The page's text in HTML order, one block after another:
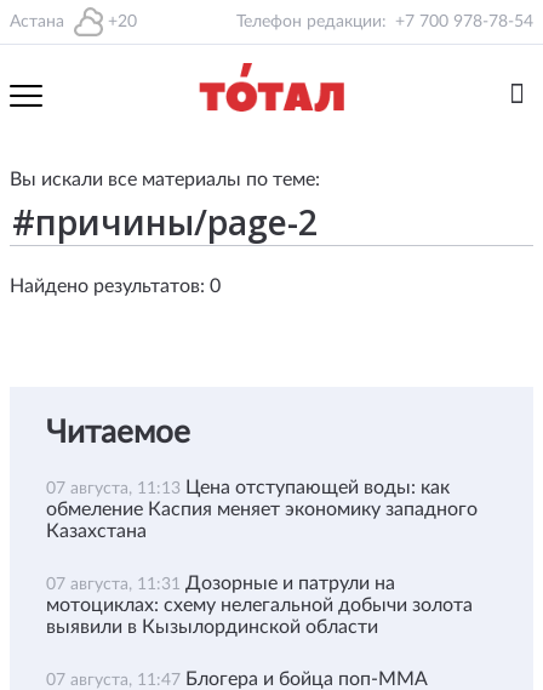
Астана +20 Телефон редакции: +7 700 978-78-54
Вы искали все материалы по теме:
Найдено результатов: 0
Читаемое
07 августа, 11:13 Цена отступающей воды: как
обмеление Каспия меняет экономику западного
Казахстана
07 августа, 11:31 Дозорные и патрули на
мотоциклах: схему нелегальной добычи золота
выявили в Кызылординской области
07 августа, 11:47 Блогера и бойца поп-ММА